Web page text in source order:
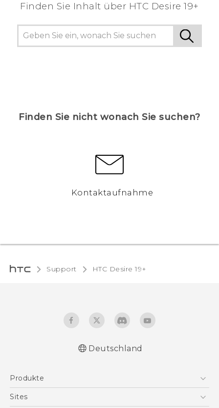
Finden Sie Inhalt über‎ ‎HTC Desire 19+‎
Finden Sie nicht wonach Sie suchen?
Kontaktaufnahme
Support ‎HTC Desire 19+‎‎
English - User manual
Deutschland
Produkte
Smartphones
Sites